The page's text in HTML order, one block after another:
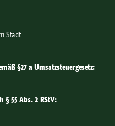
Stadt
§27 a Umsatzsteuergesetz:
55 Abs. 2 RStV: